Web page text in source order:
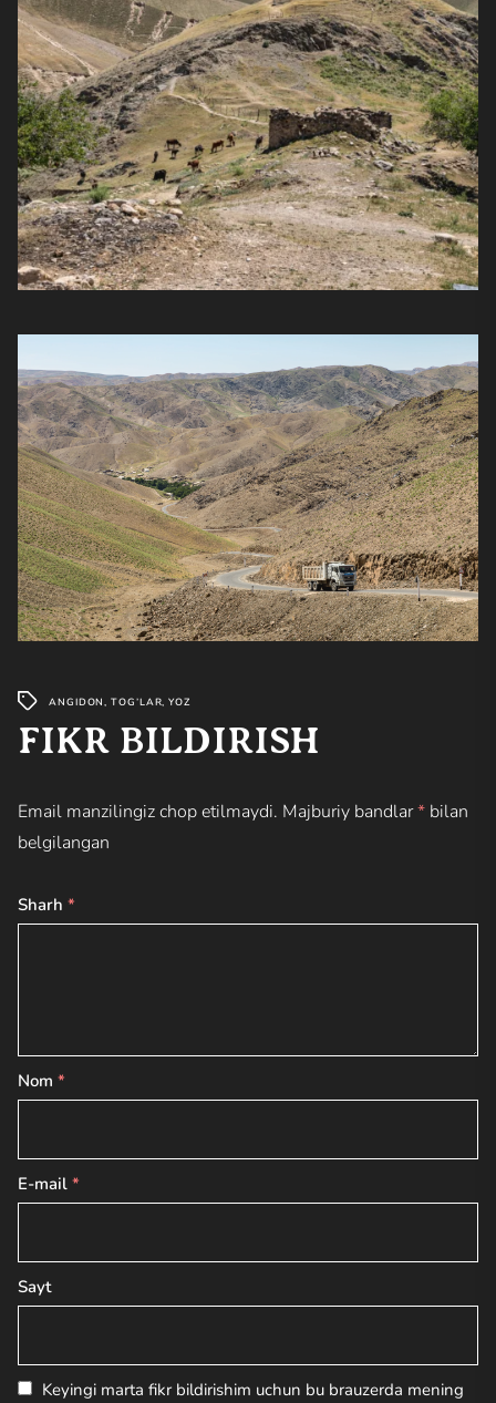
ANGIDON,TOG’LAR,YOZ
FIKR BILDIRISH
Email manzilingiz chop etilmaydi. Majburiy bandlar* bilan
belgilangan
Sharh *
Nom *
E-mail *
Sayt
Keyingi marta fikr bildirishim uchun bu brauzerda mening